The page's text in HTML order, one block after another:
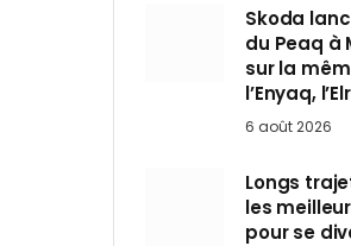
Skoda
du Peaq à
sur la
l’Enyaq,
6 août 2026
Longs
les
pour se